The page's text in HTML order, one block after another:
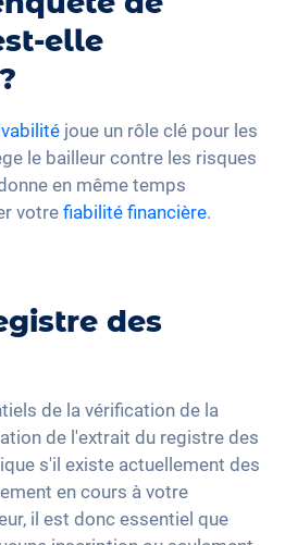
elle
joue un rôle clé pour les
le bailleur contre les risques
en même temps
votre fiabilité financière.
des
de la vérification de la
de l'extrait du registre des
s'il existe actuellement des
en cours à votre
il est donc essentiel que